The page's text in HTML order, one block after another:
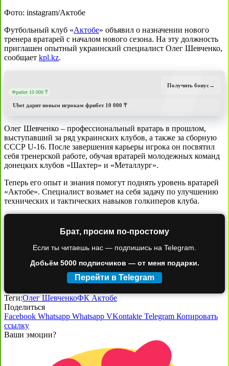
Фото: instagram/Актобе
Футбольный клуб «Актобе» объявил о назначении нового
тренера вратарей с началом нового сезона. На эту должность
приглашен опытный украинский специалист Олег Шевченко,
сообщает kpl.kz.
Фрибет 10 000 ₸
Ubet дарит новым игрокам фрибет 10 000 ₸
Получить бонус→
Олег Шевченко – профессиональный вратарь в прошлом,
выступавший за ряд украинских клубов, а также за сборную
СССР U-16. После завершения карьеры игрока он посвятил
себя тренерской работе, обучая вратарей молодежных команд
донецких клубов «Шахтер» и «Металлург».
Теперь его опыт и знания помогут поднять уровень вратарей
«Актобе». Специалист возьмет на себя задачу по улучшению
технических и тактических навыков голкиперов клуба.
Брат, просим по-простому
Если ты читаешь нас — подпишись на Telegram.
Добьём 5000 подписчиков — от меня подарки.
Перейти в Telegram
Теги:Олег ШевченкоФК Актобе
Поделиться
Facebook Whatsapp Whatsapp VKontakte Telegram Копировать
ссылку
Ваши эмоции?